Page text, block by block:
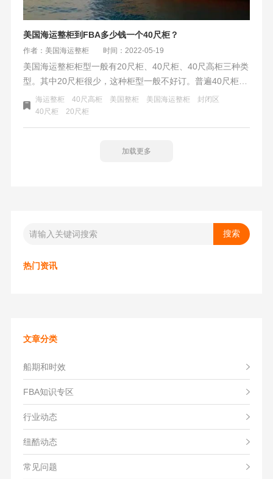
美国海运整柜到FBA多少钱一个40尺柜？
作者：美国海运整柜 时间：2022-05-19
美国海运整柜柜型一般有20尺柜、40尺柜、40尺高柜三种类
型。其中20尺柜很少，这种柜型一般不好订。普遍40尺柜和
40尺高柜会比较常见，都可以提供国内到美国西海岸洛杉矶
的整柜报价。可以做包税门到门，也能做整柜送FBA仓库。
海运整柜 40尺高柜 美国整柜 美国海运整柜
封闭区
40尺柜
20尺柜
加载更多
热门资讯
文章分类
船期和时效
FBA知识专区
行业动态
纽酷动态
常见问题